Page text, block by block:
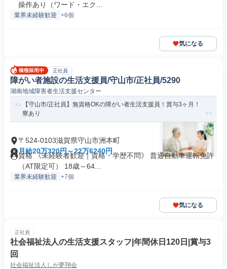
操作あり（ワード・エク...
業界未経験歓迎 +6個
気になる
正社員
障がい者施設の生活支援員/守山市/正社員/5290
湖南地域障害者生活支援センター
【守山市/正社員】無資格OKの障がい者生活支援員！賞与3ヶ月！
寮あり
〒524-0103滋賀県守山市洲本町
月給20万320円～22万6240円
資格 《未経験者歓迎｜資格・学歴不問》 普通自動車運転免許
（AT限定可） 18歳～64...
業界未経験歓迎 +7個
気になる
正社員
社会福祉法人の生活支援スタッフ|年間休日120日|賞与3
回
社会福祉法人しが夢翔会